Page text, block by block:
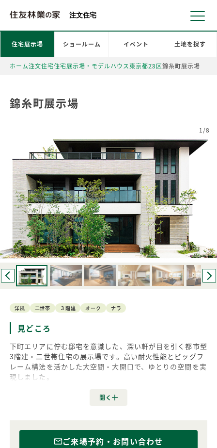
注文住宅
ホーム注文住宅住宅展示場・モデルハウス東京都23区錦糸町展示場
住宅展示場 ショールーム イベント 土地を探す
錦糸町展示場
1/8
洋風 二世帯 ３階建 オーク ナラ
見どころ
下町エリアに佇む邸宅を意識した、深い軒が目を引く都市型
3階建・二世帯住宅の展示場です。高い耐火性能とビッグフ
レーム構法を活かした大空間・大開口で、ゆとりの空間を実
現しました。
れぞれインテリアの趣を変えることで洋と和という異なった
クな空間となっています。
ご来場予約・お問い合わせ